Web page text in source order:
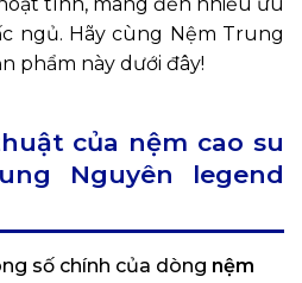
tính, mang đến nhiều ưu
ngủ. Hãy cùng Nệm Trung
phẩm này dưới đây!
của nệm cao su
Nguyên legend
số chính của dòng nệm